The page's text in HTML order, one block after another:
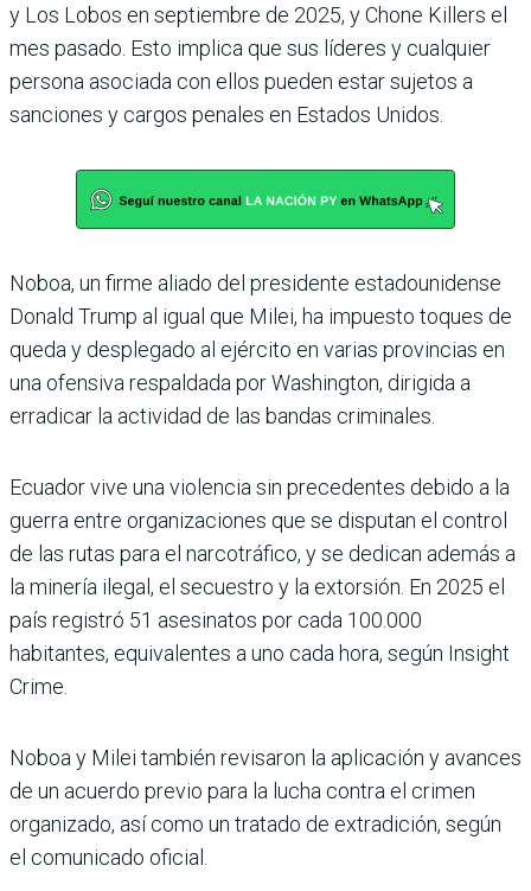
y Los Lobos en septiembre de 2025, y Chone Killers el
mes pasado. Esto implica que sus líderes y cualquier
persona asociada con ellos pueden estar sujetos a
sanciones y cargos penales en Estados Unidos.
Noboa, un firme aliado del presidente estadounidense
Donald Trump al igual que Milei, ha impuesto toques de
queda y desplegado al ejército en varias provincias en
una ofensiva respaldada por Washington, dirigida a
erradicar la actividad de las bandas criminales.
Ecuador vive una violencia sin precedentes debido a la
guerra entre organizaciones que se disputan el control
de las rutas para el narcotráfico, y se dedican además a
la minería ilegal, el secuestro y la extorsión. En 2025 el
país registró 51 asesinatos por cada 100.000
habitantes, equivalentes a uno cada hora, según Insight
Crime.
Noboa y Milei también revisaron la aplicación y avances
de un acuerdo previo para la lucha contra el crimen
organizado, así como un tratado de extradición, según
el comunicado oficial.